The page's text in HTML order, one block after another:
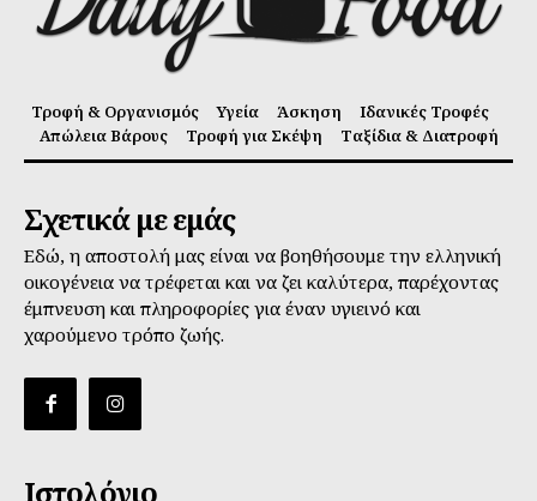
Τροφή & Οργανισμός Υγεία Άσκηση
Ιδανικές Τροφές
Απώλεια Βάρους
Τροφή για Σκέψη Ταξίδια & Διατροφή
Σχετικά με εμάς
Εδώ, η αποστολή μας είναι να βοηθήσουμε την ελληνική
οικογένεια να τρέφεται και να ζει καλύτερα, παρέχοντας
έμπνευση και πληροφορίες για έναν υγιεινό και
χαρούμενο τρόπο ζωής.
Ιστολόγιο